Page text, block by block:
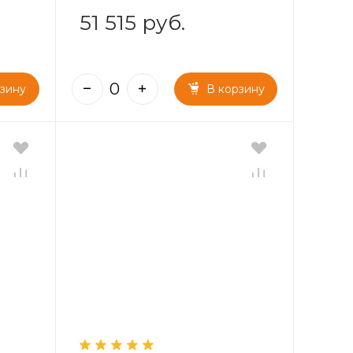
51 515 руб.
В корзину